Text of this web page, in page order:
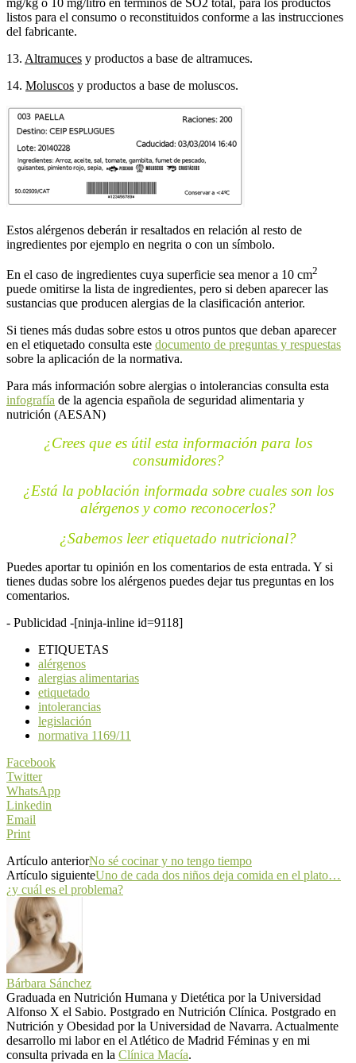
mg/kg o 10 mg/litro en términos de SO2 total, para los productos
listos para el consumo o reconstituidos conforme a las instrucciones
del fabricante.
13. Altramuces y productos a base de altramuces.
14. Moluscos y productos a base de moluscos.
Estos alérgenos deberán ir resaltados en relación al resto de
ingredientes por ejemplo en negrita o con un símbolo.
En el caso de ingredientes cuya superficie sea menor a 10 cm2
puede omitirse la lista de ingredientes, pero si deben aparecer las
sustancias que producen alergias de la clasificación anterior.
Si tienes más dudas sobre estos u otros puntos que deban aparecer
en el etiquetado consulta este documento de preguntas y respuestas
sobre la aplicación de la normativa.
Para más información sobre alergias o intolerancias consulta esta
infografía de la agencia española de seguridad alimentaria y
nutrición (AESAN)
¿Crees que es útil esta información para los
consumidores?
¿Está la población informada sobre cuales son los
alérgenos y como reconocerlos?
¿Sabemos leer etiquetado nutricional?
Puedes aportar tu opinión en los comentarios de esta entrada. Y si
tienes dudas sobre los alérgenos puedes dejar tus preguntas en los
comentarios.
- Publicidad -[ninja-inline id=9118]
ETIQUETAS
alérgenos
alergias alimentarias
etiquetado
intolerancias
legislación
normativa 1169/11
Facebook
Twitter
WhatsApp
Linkedin
Email
Print
Artículo anteriorNo sé cocinar y no tengo tiempo
Artículo siguienteUno de cada dos niños deja comida en el plato…
¿y cuál es el problema?
Bárbara Sánchez
Graduada en Nutrición Humana y Dietética por la Universidad
Alfonso X el Sabio. Postgrado en Nutrición Clínica. Postgrado en
Nutrición y Obesidad por la Universidad de Navarra. Actualmente
desarrollo mi labor en el Atlético de Madrid Féminas y en mi
consulta privada en la Clínica Macía.